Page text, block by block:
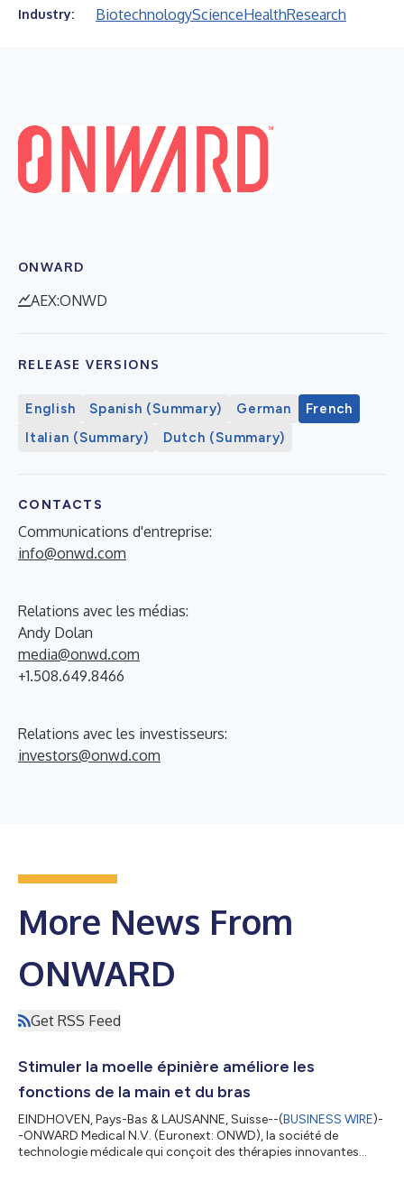
Industry: BiotechnologyScienceHealthResearch
ONWARD
AEX:ONWD
RELEASE VERSIONS
English Spanish (Summary) German
French
Italian (Summary)
Dutch (Summary)
CONTACTS
Communications d'entreprise:
info@onwd.com
Relations avec les médias:
Andy Dolan
media@onwd.com
+1.508.649.8466
Relations avec les investisseurs:
investors@onwd.com
More News From
ONWARD
Get RSS Feed
Stimuler la moelle épinière améliore les
fonctions de la main et du bras
EINDHOVEN, Pays-Bas & LAUSANNE, Suisse--(BUSINESS WIRE)-
-ONWARD Medical N.V. (Euronext: ONWD), la société de
technologie médicale qui conçoit des thérapies innovantes